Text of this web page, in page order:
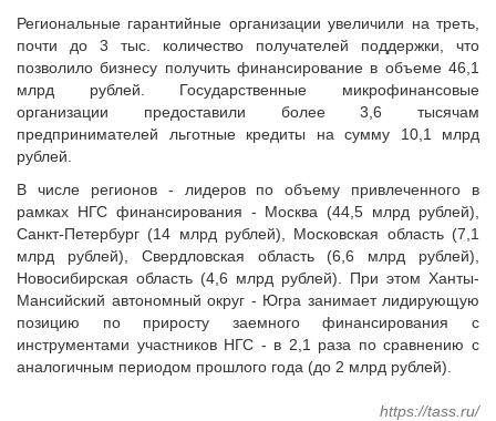
НАСЕЛЕНИЕ И МСУ
Новости ТОС
Лучшие практики ТОС
ЮРИДИЧЕСКИЙ СОВЕТ
Новости юридического совета
Региональные гарантийные организации увеличили на треть,
почти до 3 тыс. количество получателей поддержки, что
позволило бизнесу получить финансирование в объеме 46,1
млрд рублей. Государственные микрофинансовые
организации предоставили более 3,6 тысячам
предпринимателей льготные кредиты на сумму 10,1 млрд
рублей.
В числе регионов - лидеров по объему привлеченного в
рамках НГС финансирования - Москва (44,5 млрд рублей),
Санкт-Петербург (14 млрд рублей), Московская область (7,1
млрд рублей), Свердловская область (6,6 млрд рублей),
Новосибирская область (4,6 млрд рублей). При этом Ханты-
Мансийский автономный округ - Югра занимает лидирующую
позицию по приросту заемного финансирования с
инструментами участников НГС - в 2,1 раза по сравнению с
аналогичным периодом прошлого года (до 2 млрд рублей).
https://tass.ru/